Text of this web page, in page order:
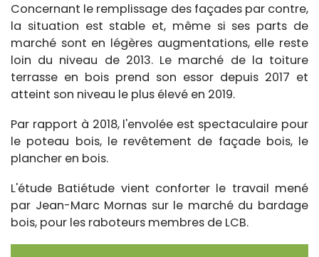
Concernant le remplissage des façades par contre,
la situation est stable et, même si ses parts de
marché sont en légères augmentations, elle reste
loin du niveau de 2013. Le marché de la toiture
terrasse en bois prend son essor depuis 2017 et
atteint son niveau le plus élevé en 2019.
Par rapport à 2018, l'envolée est spectaculaire pour
le poteau bois, le revêtement de façade bois, le
plancher en bois.
L'étude Batiétude vient conforter le travail mené
par Jean-Marc Mornas sur le marché du bardage
bois, pour les raboteurs membres de LCB.